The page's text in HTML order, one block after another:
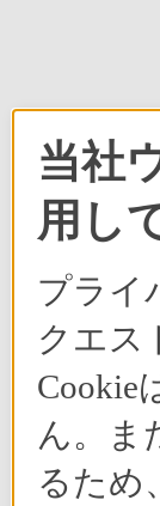
当社
用し
プライ
クエス
Cookie
ん。ま
るため